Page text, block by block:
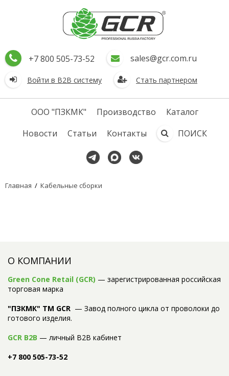
+7 800 505-73-52 sales@gcr.com.ru
Войти в В2В систему Стать партнером
ООО "ПЗКМК" Производство
Каталог
Новости
Статьи Контакты ПОИСК
Главная / Кабельные сборки
О КОМПАНИИ
Green Cone Retail (GCR) — зарегистрированная российская
торговая марка
"ПЗКМК" TM GCR — Завод полного цикла от проволоки до
готового изделия.
GCR B2B — личный B2B кабинет
+7 800 505-73-52